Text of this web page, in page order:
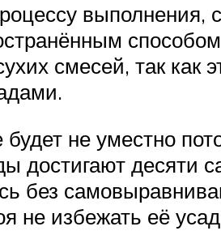
выполнения,
смесей, так как
не уместно
достигают десяти
без
избежать её